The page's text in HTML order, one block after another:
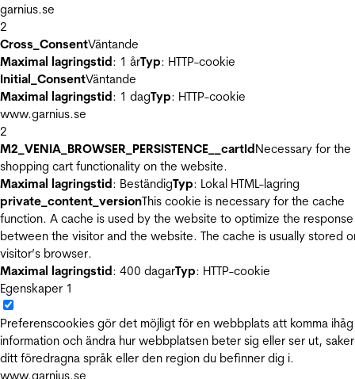
garnius.se
2
Cross_ConsentVäntande
Maximal lagringstid: 1 årTyp: HTTP-cookie
Initial_ConsentVäntande
Maximal lagringstid: 1 dagTyp: HTTP-cookie
www.garnius.se
2
M2_VENIA_BROWSER_PERSISTENCE__cartIdNecessary for the
shopping cart functionality on the website.
Maximal lagringstid: BeständigTyp: Lokal HTML-lagring
private_content_versionThis cookie is necessary for the cache
function. A cache is used by the website to optimize the
between the visitor and the website. The cache is usually stored
visitor’s browser.
Maximal lagringstid: 400 dagarTyp: HTTP-cookie
Egenskaper 1
Preferenscookies gör det möjligt för en webbplats att komma ihåg
information och ändra hur webbplatsen beter sig eller ser ut,
ditt föredragna språk eller den region du befinner dig i.
www.garnius.se